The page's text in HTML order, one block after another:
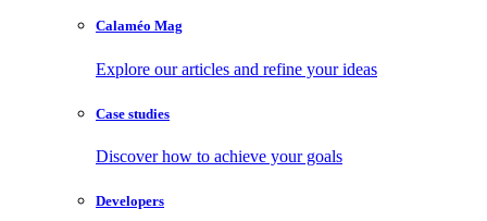
Calaméo Mag
Explore our articles and refine your ideas
Case studies
Discover how to achieve your goals
Developers